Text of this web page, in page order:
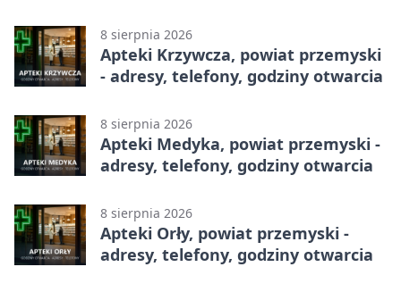
8 sierpnia 2026
Apteki Krzywcza, powiat przemyski
- adresy, telefony, godziny otwarcia
8 sierpnia 2026
Apteki Medyka, powiat przemyski -
adresy, telefony, godziny otwarcia
8 sierpnia 2026
Apteki Orły, powiat przemyski -
adresy, telefony, godziny otwarcia